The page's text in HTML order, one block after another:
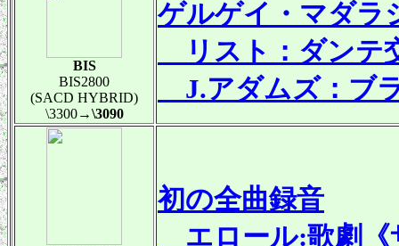
BIS
BIS2800
(SACD HYBRID)
\3300→\3090
ゲルゲイ・マダラ
リスト：ダンテ
J.アダムズ：ブ
初の全曲録音
エロール:歌劇《